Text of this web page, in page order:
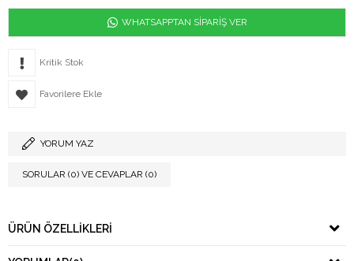
WHATSAPPTAN SİPARİŞ VER
Kritik Stok
Favorilere Ekle
YORUM YAZ
SORULAR (0) VE CEVAPLAR (0)
ÜRÜN ÖZELLIKLERI